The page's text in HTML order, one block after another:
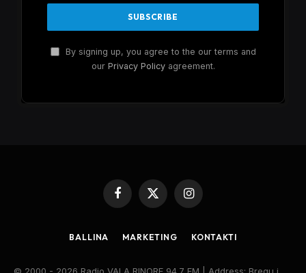
By signing up, you agree to the our terms and
our Privacy Policyagreement.
Facebook
X
Instagram
BALLINA MARKETING KONTAKTI